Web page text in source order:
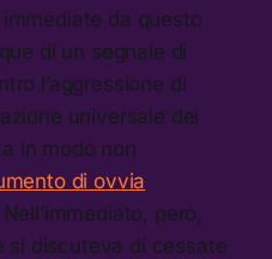
da questo
di un segnale di
l’aggressione di
universale dei
in modo non
di ovvia
Nell’immediato, però,
si discuteva di cessate